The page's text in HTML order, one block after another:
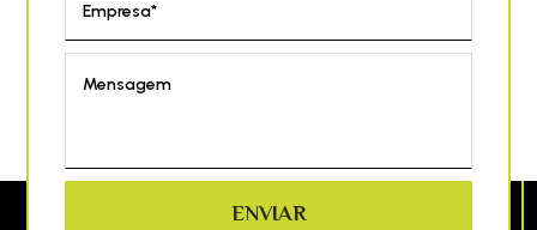
Empresa*
Mensagem
ENVIAR